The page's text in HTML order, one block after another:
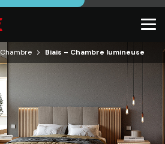
Chambre Biais – Chambre lumineuse